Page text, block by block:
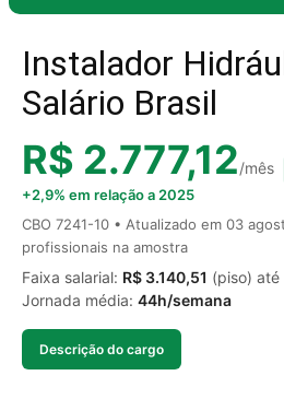
Instalador
Salário Brasil
R$ 2.777,12/mês
+2,9% em relação a 2025
CBO 7241-10 • Atualizado em 03
profissionais na amostra
Faixa salarial: R$ 3.140,51 (piso) até
Jornada média: 44h/semana
Descrição do cargo